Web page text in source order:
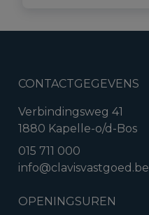
CONTACTGEGEVENS
Verbindingsweg 41
1880 Kapelle-o/d-Bos
015 711 000
info@clavisvastgoed.be
OPENINGSUREN